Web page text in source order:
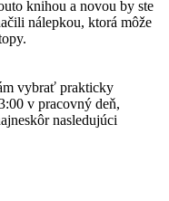
knihou a novou by ste
nálepkou, ktorá môže
vybrať prakticky
v pracovný deň,
nasledujúci